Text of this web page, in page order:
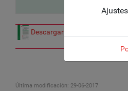
Descargar ficha
Última modificación: 29-06-2017
Ajustes